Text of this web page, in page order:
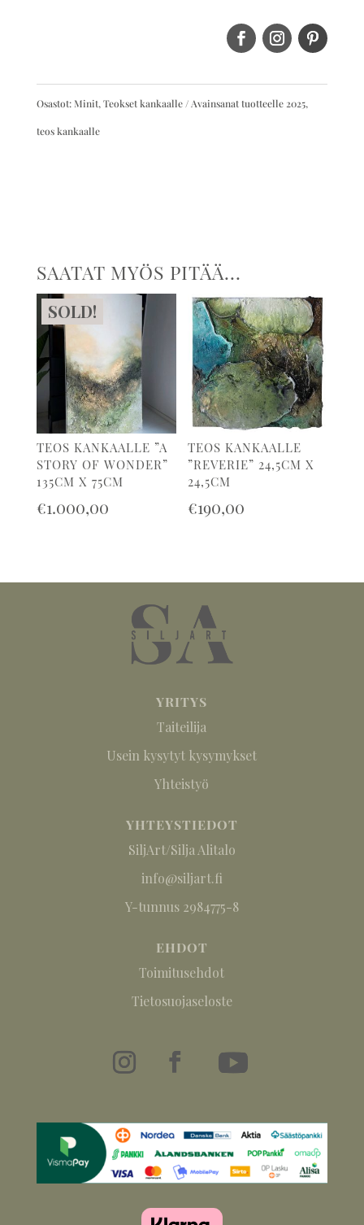
Osastot: Minit, Teokset kankaalle Avainsanat tuotteelle 2025,
teos kankaalle
SAATAT MYÖS PITÄÄ...
SOLD!
TEOS KANKAALLE ”A
STORY OF WONDER”
135CM X 75CM
€1.000,00
TEOS KANKAALLE
”REVERIE” 24,5CM X
24,5CM
€190,00
YRITYS
Taiteilija
Usein kysytyt kysymykset
Yhteistyö
YHTEYSTIEDOT
SiljArt/Silja Alitalo
info@siljart.fi
Y-tunnus 2984775-8
EHDOT
Toimitusehdot
Tietosuojaseloste